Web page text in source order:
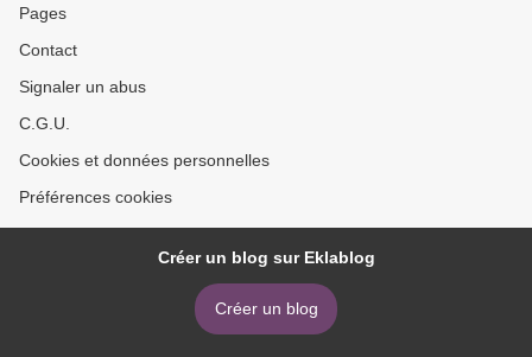
Pages
Contact
Signaler un abus
C.G.U.
Cookies et données personnelles
Préférences cookies
Créer un blog sur Eklablog
Créer un blog